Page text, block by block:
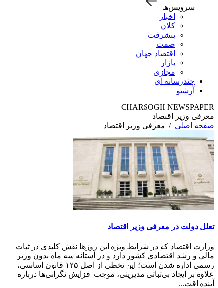
سرویس‌ها
اخبار
کلان
پیشرفت
صمت
اقتصاد جهان
بازار
مجازی
چندرسانه ای
آرشیو
CHARSOGH NEWSPAPER
معرفی وزیر اقتصاد
صفحه اصلی / معرفی وزیر اقتصاد
تعلل دولت در معرفی وزیر اقتصاد
وزارت اقتصاد که در شرایط ویژه این روزها نقش کلیدی در ثبات
مالی و رشد اقتصادی کشور دارد و در آستانه سه ماه بدون وزیر
رسمی اداره شدن است؛ این تخطی از اصل ۱۳۵ قانون اساسی،
علاوه بر ایجاد بی‌ثباتی مدیریتی، موجب افزایش نگرانی‌ها درباره
آینده اقت...